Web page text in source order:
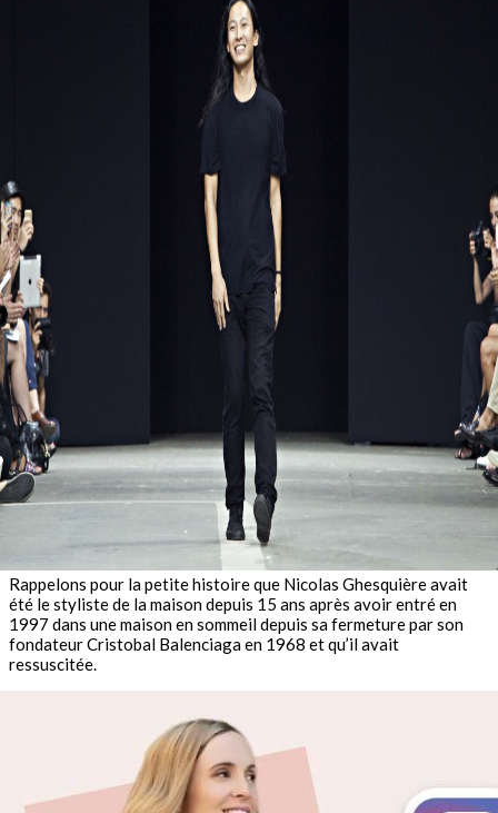
Rappelons pour la petite histoire que Nicolas Ghesquière avait
été le styliste de la maison depuis 15 ans après avoir entré en
1997 dans une maison en sommeil depuis sa fermeture par son
fondateur Cristobal Balenciaga en 1968 et qu’il avait
ressuscitée.